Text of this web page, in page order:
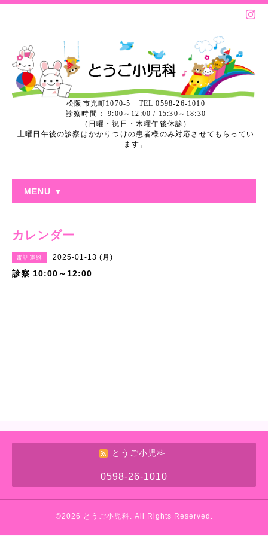
松阪市光町1070-5 TEL 0598-26-1010
診察時間： 9:00～12:00 / 15:30～18:30
（日曜・祝日・木曜午後休診）
土曜日午後の診察はかかりつけの患者様のみ対応させてもらってい
ます。
MENU ▼
カレンダー
電話連絡 2025-01-13 (月)
診察 10:00～12:00
とうご小児科
0598-26-1010
©2026 とうご小児科 . All Rights Reserved.